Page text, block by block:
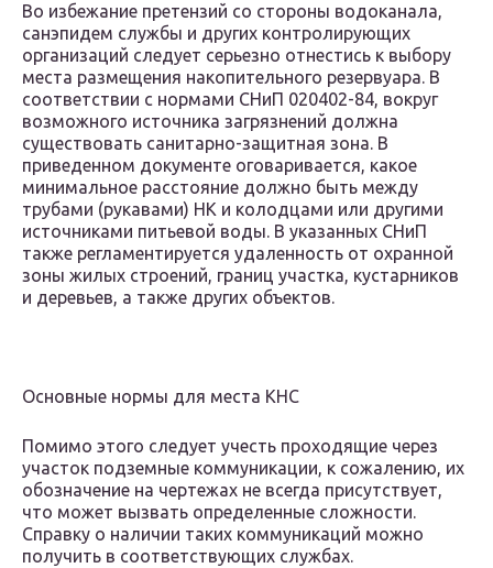
Во избежание претензий со стороны водоканала,
санэпидем службы и других контролирующих
организаций следует серьезно отнестись к выбору
места размещения накопительного резервуара. В
соответствии с нормами СНиП 020402-84, вокруг
возможного источника загрязнений должна
существовать санитарно-защитная зона. В
приведенном документе оговаривается, какое
минимальное расстояние должно быть между
трубами (рукавами) НК и колодцами или другими
источниками питьевой воды. В указанных СНиП
также регламентируется удаленность от охранной
зоны жилых строений, границ участка, кустарников
и деревьев, а также других объектов.
Основные нормы для места КНС
Помимо этого следует учесть проходящие через
участок подземные коммуникации, к сожалению, их
обозначение на чертежах не всегда присутствует,
что может вызвать определенные сложности.
Справку о наличии таких коммуникаций можно
получить в соответствующих службах.